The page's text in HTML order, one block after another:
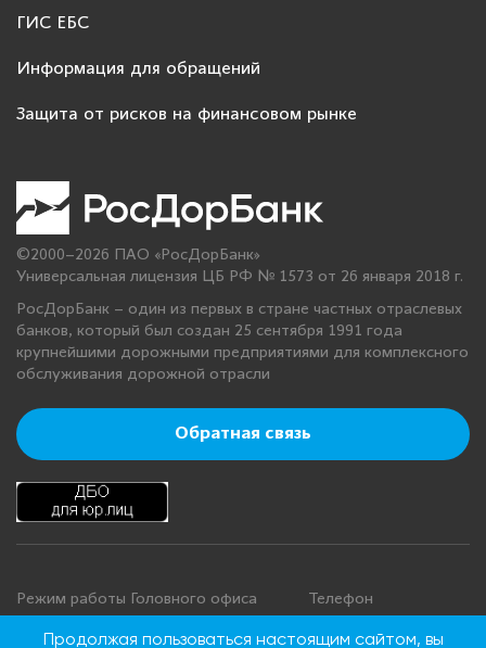
ГИС ЕБС
Информация для обращений
Защита от рисков на финансовом рынке
©2000–2026 ПАО «РосДорБанк»
Универсальная лицензия ЦБ РФ № 1573 от 26 января 2018 г.
РосДорБанк – один из первых в стране частных отраслевых
банков, который был создан 25 сентября 1991 года
крупнейшими дорожными предприятиями для комплексного
обслуживания дорожной отрасли
Обратная связь
Режим работы Головного офиса
Понедельник - четверг: с 9:00 до
Телефон
+7 495 276 00 22
Продолжая пользоваться настоящим сайтом, вы